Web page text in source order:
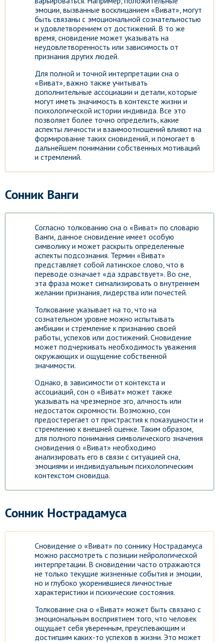
эмоции, вызванные восклицанием «Виват», могут
быть связаны с эмоциональной сознательностью
и удовлетворением от достижений. В то же
время, сновидение может указывать на
неудовлетворенность или зависимость от
признания других людей.
Для полной и точной интерпретации сна о
«Виват», важно также учитывать
дополнительные ассоциации и детали, которые
могут иметь значимость в контексте жизни и
психологической истории индивида. Все это
позволяет более точно определить, какие
аспекты личности и взаимоотношений влияют на
формирование таких сновидений, и помогает в
дальнейшем понимании собственных мотиваций
и стремлений.
Сонник Ванги
Согласно толкованию сна о «Виват» по словарю
Ванги, данное сновидение имеет особую
символику и может раскрыть определенные
аспекты подсознания. Термин «Виват»
представляет собой латинское слово, что в
переводе означает «да здравствует». Во сне,
эта фраза может сигнализировать о внутреннем
желании признания, лидерства или почестей.
Толкование указывает на то, что на
сознательном уровне можно испытывать
амбиции и стремление к признанию своей
работы, успехов или достижений. Сновидение
может подчеркивать необходимость уважения
окружающих и ощущение собственной
значимости.
Однако, в зависимости от контекста и
ассоциаций, сон о «Виват» может также
указывать на чрезмерное эго, алчность или
недостаток скромности. Возможно, сон
предостерегает от пристрастия к показушности и
стремлению к внешней оценке. Таким образом,
для полного понимания символического значения
сновидения о «Виват» необходимо
анализировать его в связи с ситуацией сна,
эмоциями и индивидуальным психологическим
контекстом сновидца.
Сонник Нострадамуса
Сновидение о «Виват» по соннику Нострадамуса
можно рассмотреть с позиции нейрологической
интерпретации. В сновидении часто отражаются
не только текущие жизненные события и эмоции,
но и глубоко укоренившиеся личностные
характеристики и психические состояния.
Толкование сна о «Виват» может быть связано с
эмоциональным восприятием того, что человек
ощущает себя уверенным, преуспевающим и
достигшим каких-то успехов в жизни. Это может